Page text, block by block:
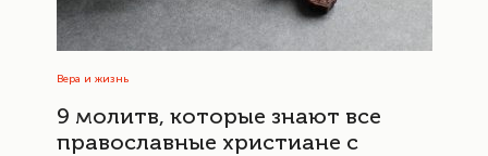
Вера и жизнь
9 молитв, которые знают все
православные христиане с